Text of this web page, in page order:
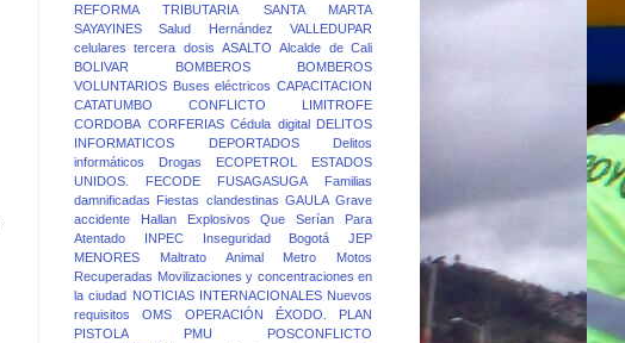
REFORMA TRIBUTARIA
SANTA MARTA
SAYAYINES
Salud Hernández
VALLEDUPAR
celulares
tercera dosis ASALTO
Alcalde de Cali
BOLIVAR
BOMBEROS
BOMBEROS
VOLUNTARIOS Buses eléctricos CAPACITACION
CATATUMBO
CONFLICTO LIMITROFE
CORDOBA CORFERIAS Cédula digital
DELITOS
INFORMATICOS
DEPORTADOS
Delitos
informáticos
Drogas ECOPETROL
ESTADOS
UNIDOS.
FECODE FUSAGASUGA
Familias
damnificadas
Fiestas clandestinas GAULA Grave
accidente
Hallan Explosivos Que Serían Para
Atentado
INPEC Inseguridad Bogotá
JEP
MENORES
Maltrato Animal Metro
Motos
Recuperadas Movilizaciones y concentraciones en
la ciudad NOTICIAS INTERNACIONALES Nuevos
requisitos
OMS OPERACIÓN ÉXODO.
PLAN
PISTOLA
PMU
POSCONFLICTO